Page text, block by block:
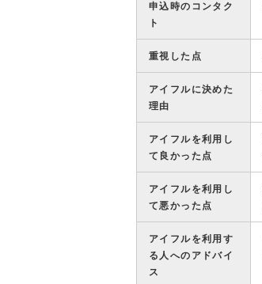
申込時のコンタク
ト
重視した点
アイフルに決めた
理由
アイフルを利用し
て良かった点
アイフルを利用し
て悪かった点
アイフルを利用す
る人へのアドバイ
ス